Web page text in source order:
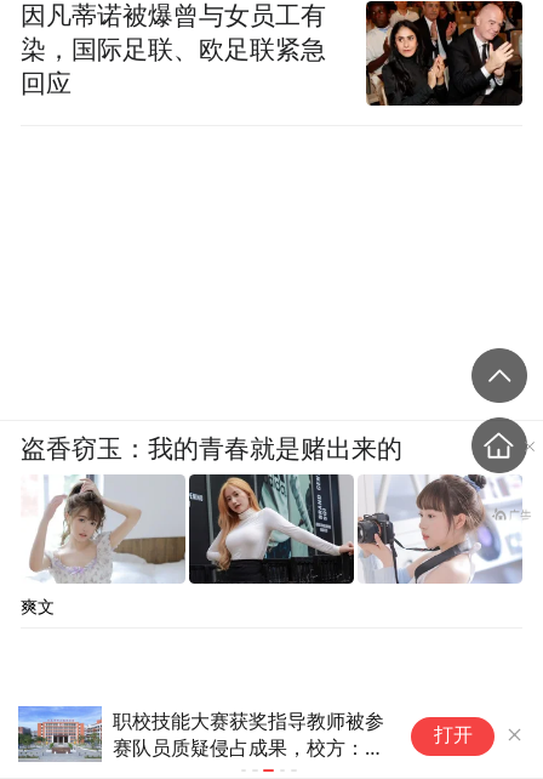
教师被参
校方：反
【自治区第十六届运动会】内蒙古交通系
统聚焦赛事保障核心任务护航“十六运”
打开
因凡蒂诺被爆曾与女员工有
染，国际足联、欧足联紧急
回应
盗香窃玉：我的青春就是赌出来的
爽文